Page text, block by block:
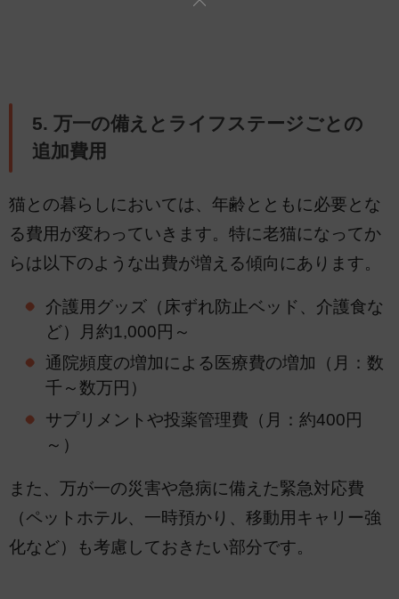
5. 万一の備えとライフステージごとの
追加費用
猫との暮らしにおいては、年齢とともに必要とな
る費用が変わっていきます。特に老猫になってか
らは以下のような出費が増える傾向にあります。
介護用グッズ（床ずれ防止ベッド、介護食な
ど）月約1,000円～
通院頻度の増加による医療費の増加（月：数
千～数万円）
サプリメントや投薬管理費（月：約400円
～）
また、万が一の災害や急病に備えた緊急対応費
（ペットホテル、一時預かり、移動用キャリー強
化など）も考慮しておきたい部分です。